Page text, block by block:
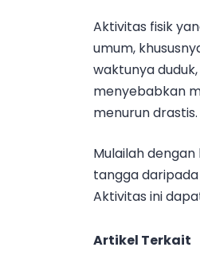
Aktivitas fisik
umum,
waktunya
menyebabkan
menurun drastis.
Mulailah
tangga
Aktivitas ini
Artikel Terkait